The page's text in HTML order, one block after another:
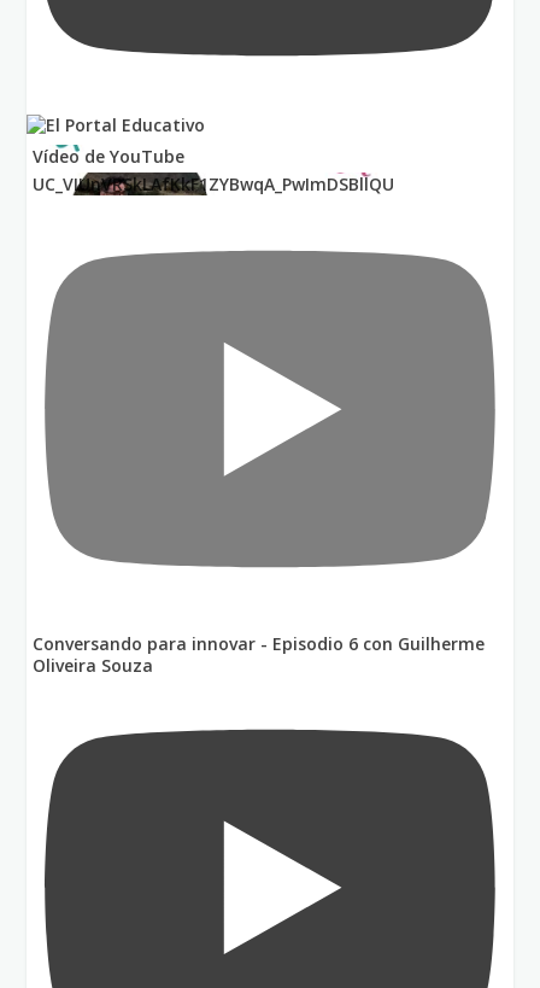
Vídeo de YouTube
UC_VIUnVRSkLAfKkF1ZYBwqA_PwImDSBllQU
Conversando para innovar - Episodio 6 con Guilherme
Oliveira Souza